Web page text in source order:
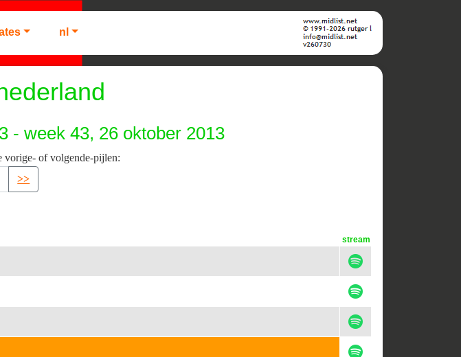
nl
- week 43, 26 oktober 2013
vorige- of volgende-pijlen:
>>
stream